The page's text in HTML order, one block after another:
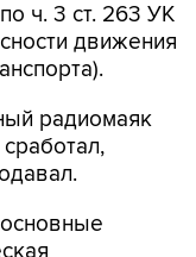
ч. 3 ст. 263 УК
движения
радиомаяк